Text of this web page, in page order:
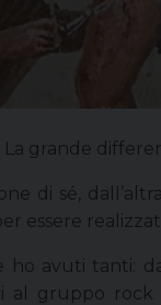
La grande
di sé,
essere
ho avuti tanti:
al gruppo